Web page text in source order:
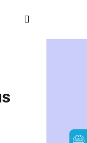
Kosár